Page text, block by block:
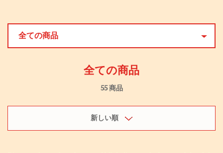
全ての商品
全ての商品
55 商品
新しい順